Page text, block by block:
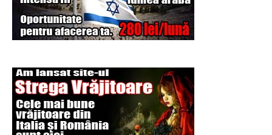
pentru un ritual de
magie neagră